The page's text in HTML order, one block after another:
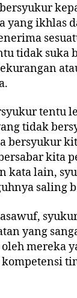
yang ikhlas
tidak suka
tentu
tidak
bersyukur
kita
kata lain,
saling
yang
mereka